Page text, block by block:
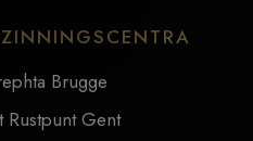
Brugge
Rustpunt Gent